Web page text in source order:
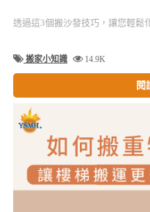
透過這3個搬沙發技巧，讓您輕鬆
搬家小知識 14.9K
閱